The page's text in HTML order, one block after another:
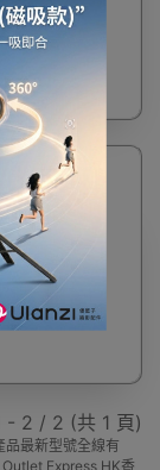
$280
Barlow
星特朗 2X 巴
鏡1.25 英寸
遠鏡配件
$220
- 2 / 2 (共 1 頁)
最新型號全線有
Express HK香